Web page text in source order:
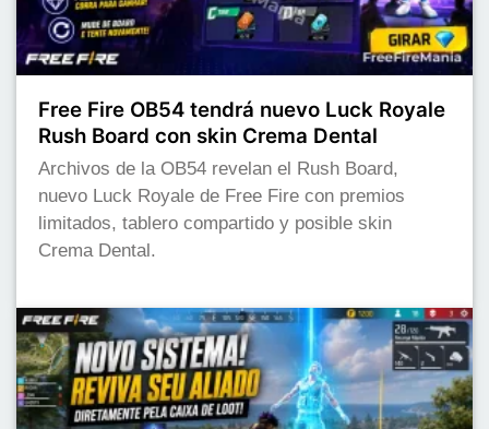
Free Fire OB54 tendrá nuevo Luck Royale
Rush Board con skin Crema Dental
Archivos de la OB54 revelan el Rush Board,
nuevo Luck Royale de Free Fire con premios
limitados, tablero compartido y posible skin
Crema Dental.